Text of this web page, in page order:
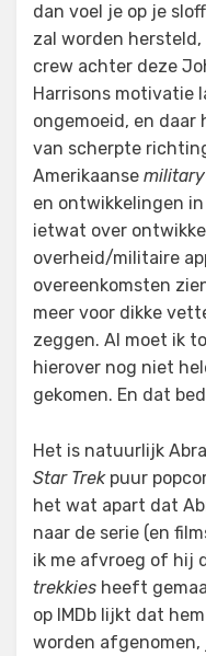
dan voel je op je
zal worden hersteld,
crew achter deze
Harrisons motivatie
ongemoeid, en
van scherpte
Amerikaanse
en ontwikkelingen
ietwat over
overheid/militaire
overeenkomsten
meer voor dikke
zeggen. Al moet ik
hierover nog niet
gekomen. En dat
Het is natuurlijk
Star Trekpuur
het wat apart dat
naar de serie (en
ik me afvroeg of hij
trekkies heeft
op IMDb lijkt dat
worden